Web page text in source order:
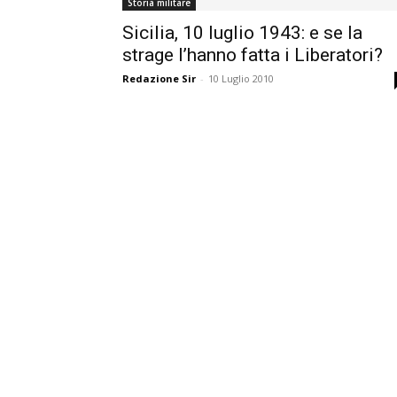
Storia militare
Sicilia, 10 luglio 1943: e se la
strage l’hanno fatta i Liberatori?
Redazione Sir - 10 Luglio 2010